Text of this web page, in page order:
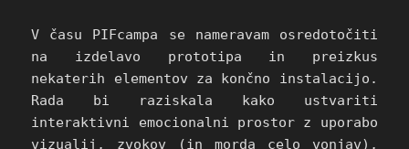
V času PIFcampa se nameravam osredotočiti
na izdelavo prototipa in preizkus
nekaterih elementov za končno instalacijo.
Rada bi raziskala kako ustvariti
interaktivni emocionalni prostor z uporabo
vizualij, zvokov (in morda celo vonjav),